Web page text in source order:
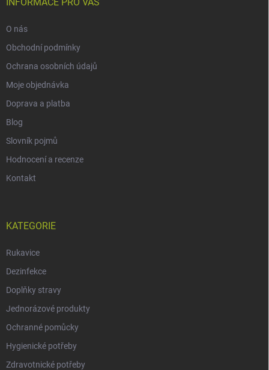
O nás
Obchodní podmínky
Ochrana osobních údajů
Moje objednávka
Doprava a platba
Blog
Slovník pojmů
Hodnocení a recenze
Kontakt
KATEGORIE
Rukavice
Dezinfekce
Doplňky stravy
Jednorázové produkty
Ochranné pomůcky
Hygienické potřeby
Zdravotnické potřeby